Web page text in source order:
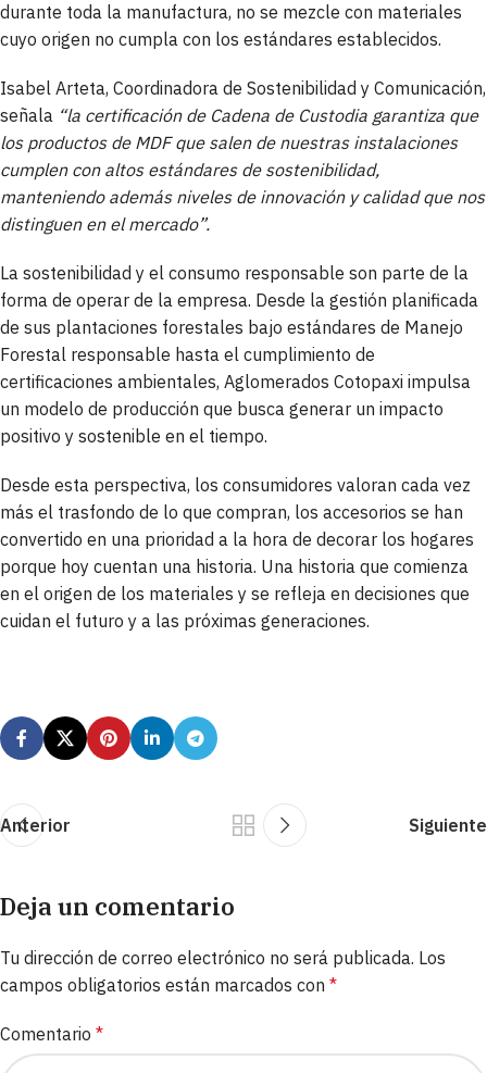
durante toda la manufactura, no se mezcle con materiales
cuyo origen no cumpla con los estándares establecidos.
Isabel Arteta, Coordinadora de Sostenibilidad y Comunicación,
señala “la certificación de Cadena de Custodia garantiza que
los productos de MDF que salen de nuestras instalaciones
cumplen con altos estándares de sostenibilidad,
manteniendo además niveles de innovación y calidad que nos
distinguen en el mercado”.
La sostenibilidad y el consumo responsable son parte de la
forma de operar de la empresa. Desde la gestión planificada
de sus plantaciones forestales bajo estándares de Manejo
Forestal responsable hasta el cumplimiento de
certificaciones ambientales, Aglomerados Cotopaxi impulsa
un modelo de producción que busca generar un impacto
positivo y sostenible en el tiempo.
Desde esta perspectiva, los consumidores valoran cada vez
más el trasfondo de lo que compran, los accesorios se han
convertido en una prioridad a la hora de decorar los hogares
porque hoy cuentan una historia. Una historia que comienza
en el origen de los materiales y se refleja en decisiones que
cuidan el futuro y a las próximas generaciones.
Anterior Siguiente
Deja un comentario
Tu dirección de correo electrónico no será publicada. Los
campos obligatorios están marcados con *
Comentario *